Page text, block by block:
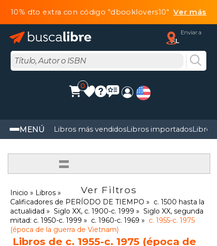
10% dto extra con código "dbooklovers10"Ver más
Enviar a
FL
0
MENÚ Libros más vendidosLibros importadosLibros
=
Ver Filtros
Inicio
Libros
Calificadores de PERÍODO DE TIEMPO
c. 1500 hasta la
actualidad
Siglo XX, c. 1900-c. 1999
Siglo XX, segunda
mitad: c. 1950-c. 1999
c. 1960-c. 1969
c. 1955-c. 1975
(época de la guerra de Vietnam)
Libros de c. 1955-c. 1975 (época de